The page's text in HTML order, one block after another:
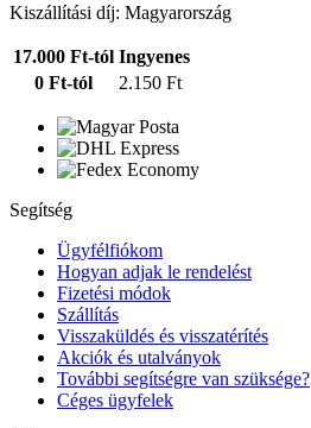
Kiszállítási díj: Magyarország
17.000 Ft-tól Ingyenes
0 Ft-tól
2.150 Ft
Segítség
Ügyfélfiókom
Hogyan adjak le rendelést
Fizetési módok
Szállítás
Visszaküldés és visszatérítés
Akciók és utalványok
További segítségre van szüksége?
Céges ügyfelek